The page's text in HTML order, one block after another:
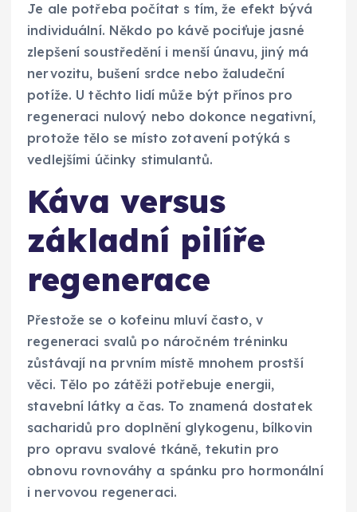
Je ale potřeba počítat s tím, že efekt bývá
individuální. Někdo po kávě pociťuje jasné
zlepšení soustředění i menší únavu, jiný má
nervozitu, bušení srdce nebo žaludeční
potíže. U těchto lidí může být přínos pro
regeneraci nulový nebo dokonce negativní,
protože tělo se místo zotavení potýká s
vedlejšími účinky stimulantů.
Káva versus
základní pilíře
regenerace
Přestože se o kofeinu mluví často, v
regeneraci svalů po náročném tréninku
zůstávají na prvním místě mnohem prostší
věci. Tělo po zátěži potřebuje energii,
stavební látky a čas. To znamená dostatek
sacharidů pro doplnění glykogenu, bílkovin
pro opravu svalové tkáně, tekutin pro
obnovu rovnováhy a spánku pro hormonální
i nervovou regeneraci.